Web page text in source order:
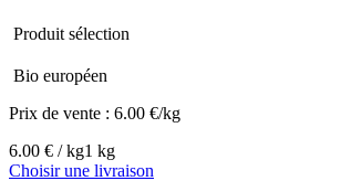
Produit sélection
Bio européen
Prix de vente : 6.00 €/kg
6.00 € / kg1 kg
Choisir une livraison